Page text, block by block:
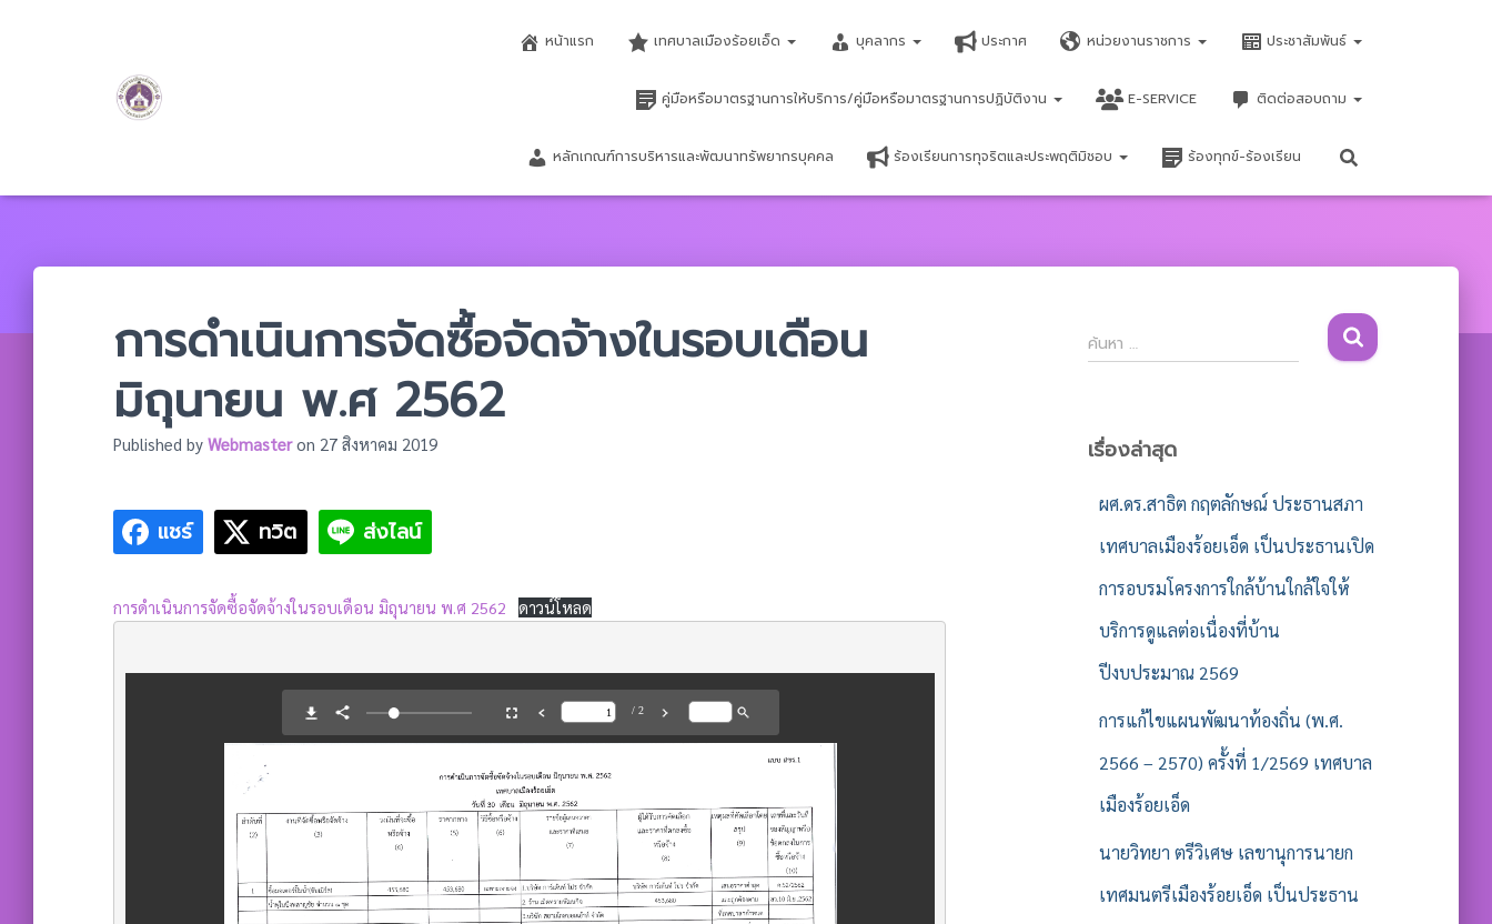
หน้าแรก เทศบาลเมืองร้อยเอ็ด บุคลากร ประกาศ หน่วยงานราชการ ประชาสัมพันธ์
คู่มือหรือมาตรฐานการให้บริการ/คู่มือหรือมาตรฐานการปฏิบัติงาน E-SERVICE ติดต่อสอบถาม
หลักเกณฑ์การบริหารและพัฒนาทรัพยากรบุคคล ร้องเรียนการทุจริตและประพฤติมิชอบ ร้องทุกข์-ร้องเรียน
การดำเนินการจัดซื้อจัดจ้างในรอบเดือน
มิถุนายน พ.ศ 2562
Published by Webmasteron 27 สิงหาคม 2019
แชร์ ทวิต ส่งไลน์
การดำเนินการจัดซื้อจัดจ้างในรอบเดือน มิถุนายน พ.ศ 2562 ดาวน์โหลด
ค้
น
สำ
ค้นหา …
เรื่องล่าสุด
ผศ.ดร.สาธิต กฤตลักษณ์ ประธานสภา
เทศบาลเมืองร้อยเอ็ด เป็นประธานเปิด
การอบรมโครงการใกล้บ้านใกล้ใจให้
บริการดูแลต่อเนื่องที่บ้าน
ปีงบประมาณ 2569
การแก้ไขแผนพัฒนาท้องถิ่น (พ.ศ.
2566 – 2570) ครั้งที่ 1/2569 เทศบาล
เมืองร้อยเอ็ด
นายวิทยา ตรีวิเศษ เลขานุการนายก
เทศมนตรีเมืองร้อยเอ็ด เป็นประธาน